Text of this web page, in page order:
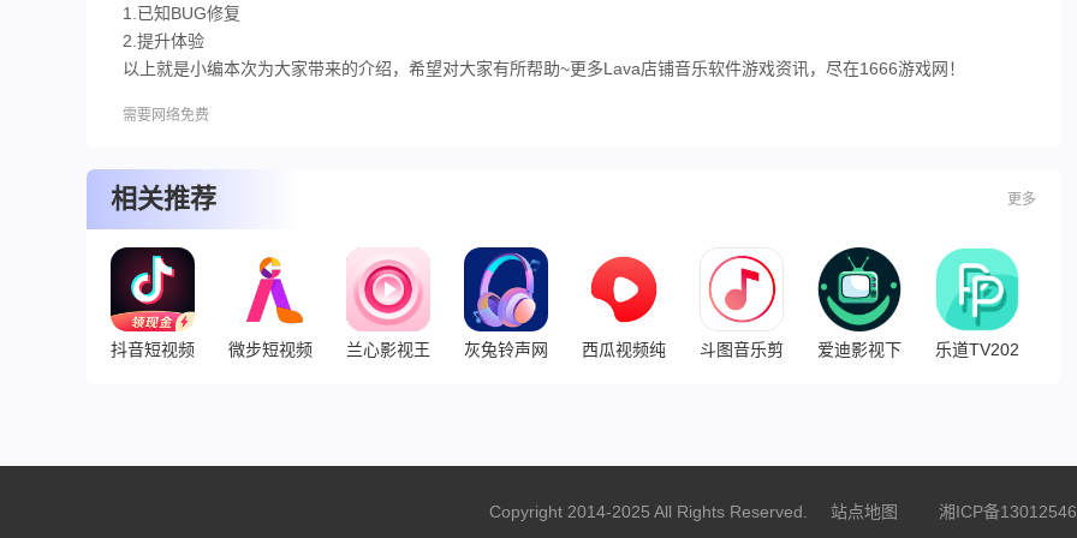
1.已知BUG修复
2.提升体验
以上就是小编本次为大家带来的介绍，希望对大家有所帮助~更多Lava店铺音乐软件游戏资讯，尽在1666游戏网！
需要网络免费
相关推荐 更多
抖音短视频赚钱版观看大全微步短视频app官网入口下载兰心影视王者2022官网登录
灰兔铃声网官方下载西瓜视频纯净版 斗图音乐剪辑6.28旧版2017老版本下载
爱迪影视下载2025旧版下载
乐道TV2025官方
Copyright 2014-2025 All Rights Reserved. 站点地图 湘ICP备